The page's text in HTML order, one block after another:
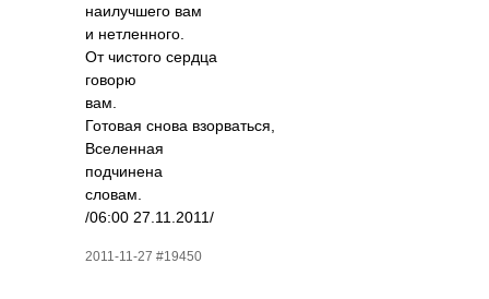
наил­учшего вам
и нетл­енно­го.
От чистого сердца
говорю
вам.
Готовая снова взор­вать­ся,
Всел­енная
подч­инена
словам.
/06:00 27.1­1.20­11/
2011-11-27 #19450